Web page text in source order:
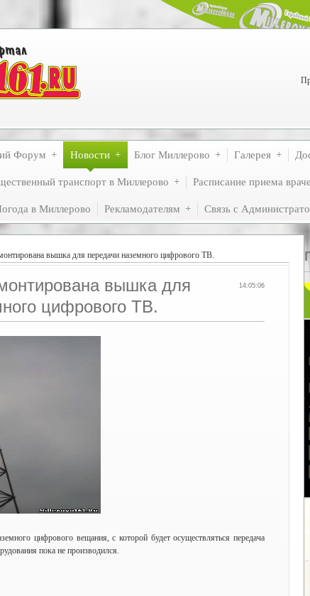
Форум Новости Блог Миллерово Галерея
транспорт в Миллерово Расписание приема
в Миллерово Рекламодателям Связь с
вышка для передачи наземного цифрового ТВ.
14:05:06
вышка для
цифрового ТВ.
цифрового вещания, с которой будет осуществляться передача
пока не производился.